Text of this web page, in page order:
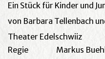
Ein Stück für Kinder und
von Barbara Tellenbach
Theater Edelschwiiz
Regie
Markus